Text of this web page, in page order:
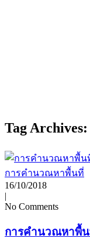
Tag
การคำนวณหาพื้นที่
16/10/2018
|
No Comments
การคำนวณหาพื้น